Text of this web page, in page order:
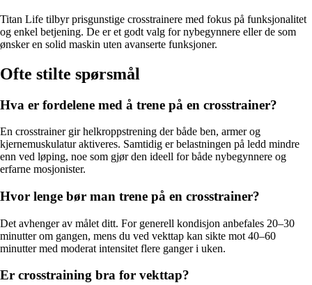
Titan Life tilbyr prisgunstige crosstrainere med fokus på funksjonalitet
og enkel betjening. De er et godt valg for nybegynnere eller de som
ønsker en solid maskin uten avanserte funksjoner.
Ofte stilte spørsmål
Hva er fordelene med å trene på en crosstrainer?
En crosstrainer gir helkroppstrening der både ben, armer og
kjernemuskulatur aktiveres. Samtidig er belastningen på ledd mindre
enn ved løping, noe som gjør den ideell for både nybegynnere og
erfarne mosjonister.
Hvor lenge bør man trene på en crosstrainer?
Det avhenger av målet ditt. For generell kondisjon anbefales 20–30
minutter om gangen, mens du ved vekttap kan sikte mot 40–60
minutter med moderat intensitet flere ganger i uken.
Er crosstraining bra for vekttap?